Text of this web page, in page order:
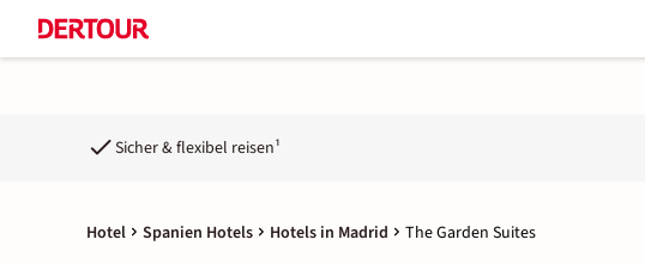
Sicher & flexibel reisen¹
Hotel Spanien Hotels Hotels in Madrid The Garden Suites